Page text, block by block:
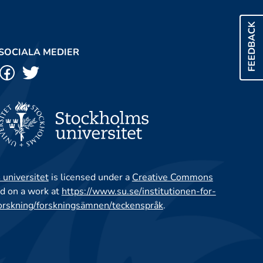
FEEDBACK
MEDIER
universitetis licensed under a Creative Commons
on a work at https://www.su.se/institutionen-for-
forskningsämnen/teckenspråk.